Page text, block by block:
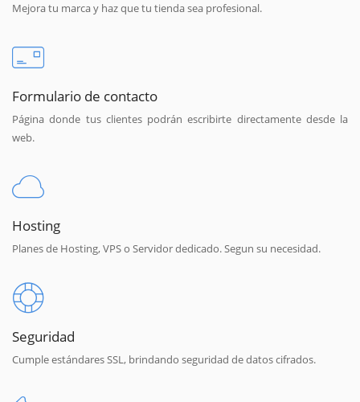
Mejora tu marca y haz que tu tienda sea profesional.
Formulario de contacto
Página donde tus clientes podrán escribirte directamente desde la
web.
Hosting
Planes de Hosting, VPS o Servidor dedicado. Segun su necesidad.
Seguridad
Cumple estándares SSL, brindando seguridad de datos cifrados.